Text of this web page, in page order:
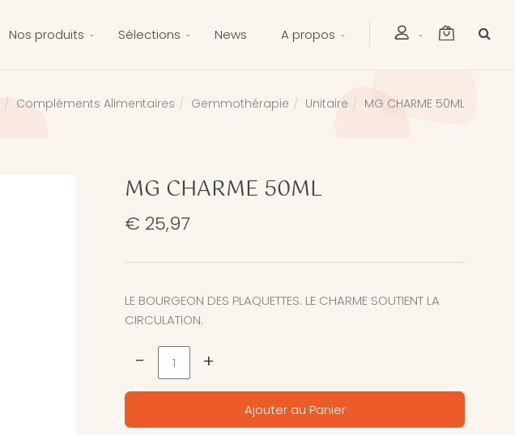
Nos produits Sélections News A propos
Compléments Alimentaires Gemmothérapie Unitaire MG CHARME 50ML
MG CHARME 50ML
€ 25,97
LE BOURGEON DES PLAQUETTES. LE CHARME SOUTIENT LA
CIRCULATION.
- +
Ajouter au Panier